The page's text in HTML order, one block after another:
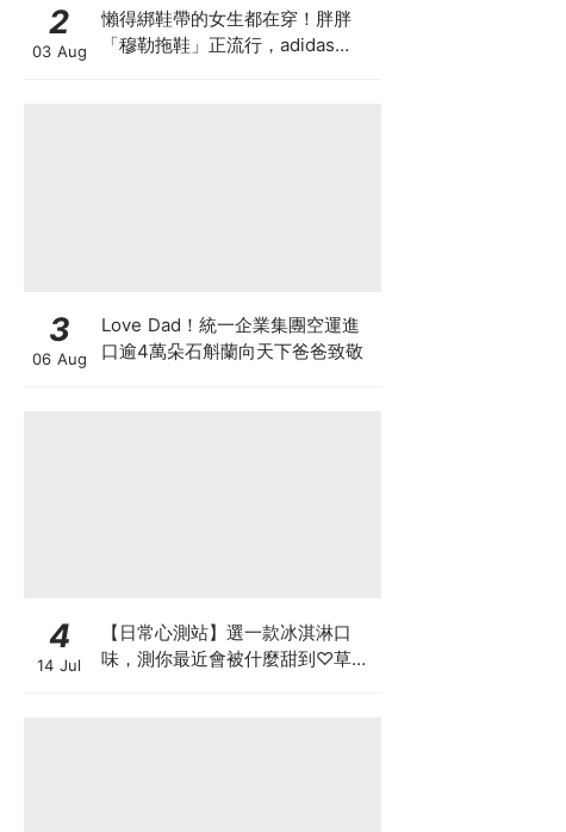
2
03 Aug
懶得綁鞋帶的女生都在穿！胖胖
「穆勒拖鞋」正流行，adidas
3
06 Aug
Love Dad！統一企業集團空運進
口逾4萬朵石斛蘭向天下爸爸致敬
4
14 Jul
【日常心測站】選一款冰淇淋口
味，測你最近會被什麼甜到♡草莓